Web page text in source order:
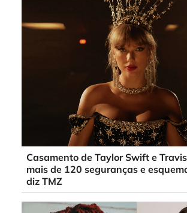
Casamento de Taylor Swift e
mais de 120 seguranças e
diz TMZ